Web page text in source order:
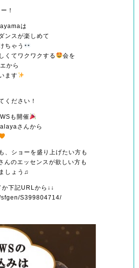
！
は
ンスが楽しめて
ちゃう
くてワクワクする
会を
から
ます
ください！
も開催
さんから
、ショーを盛り上げたい方も
のエッセンスが欲しい方も
しょう♫
下記URLから↓↓
S399804714/